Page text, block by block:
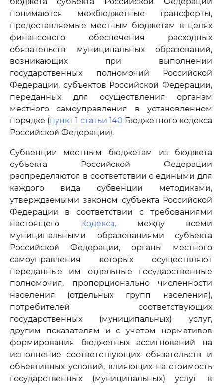
понимаются межбюджетные трансферты,
предоставляемые местным бюджетам в целях
финансового обеспечения расходных
обязательств муниципальных образований,
возникающих при выполнении
государственных полномочий Российской
Федерации, субъектов Российской Федерации,
переданных для осуществления органам
местного самоуправления в установленном
порядке (пункт 1 статьи 140 Бюджетного кодекса
Российской Федерации).
Субвенции местным бюджетам из бюджета
субъекта Российской Федерации
распределяются в соответствии с едиными для
каждого вида субвенции методиками,
утверждаемыми законом субъекта Российской
Федерации в соответствии с требованиями
настоящего
Кодекса, между всеми
муниципальными образованиями субъекта
Российской Федерации, органы местного
самоуправления которых осуществляют
переданные им отдельные государственные
полномочия, пропорционально численности
населения (отдельных групп населения),
потребителей соответствующих
государственных (муниципальных) услуг,
другим показателям и с учетом нормативов
формирования бюджетных ассигнований на
исполнение соответствующих обязательств и
объективных условий, влияющих на стоимость
государственных (муниципальных) услуг в